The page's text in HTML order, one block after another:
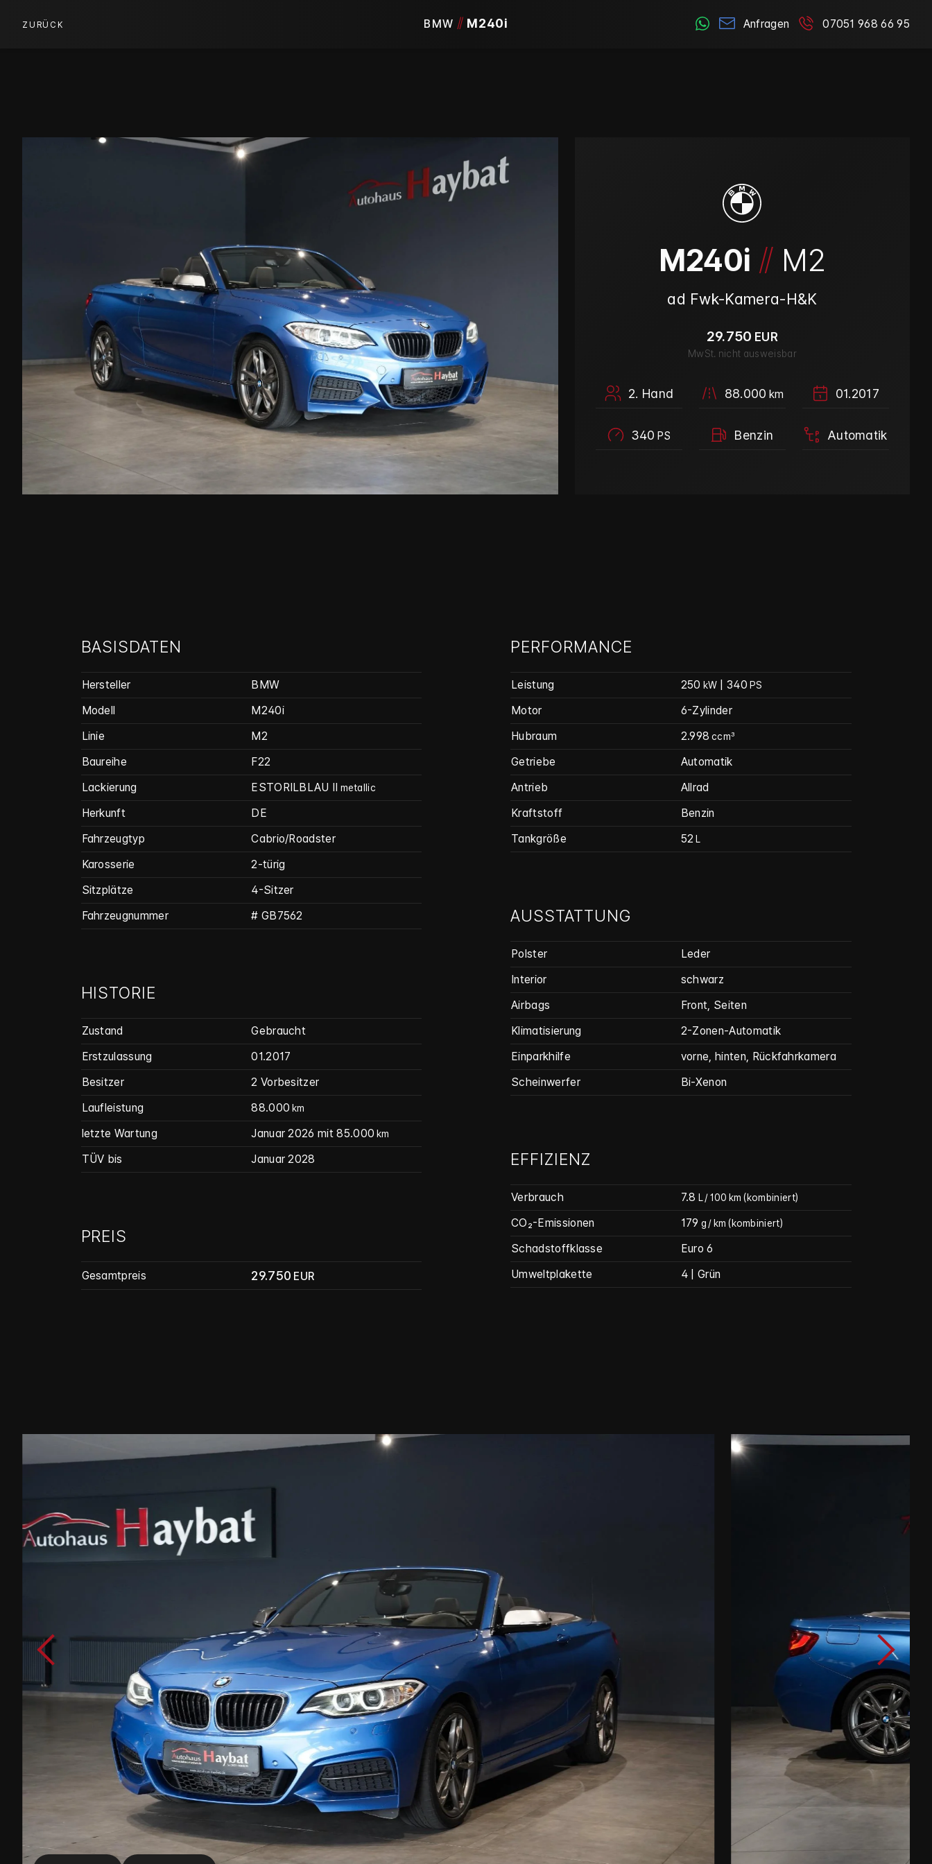
ZURÜCK BMW // M240i Anfragen 07051 968 66 95
M240i // M2
ad Fwk-Kamera-H&K
29.750 EUR
MwSt. nicht ausweisbar
2. Hand 88.000 km 01.2017
340 PS Benzin Automatik
BASISDATEN
Hersteller
BMW
Modell
M240i
Linie
M2
Baureihe
F22
Lackierung
ESTORILBLAU II metallic
Herkunft
DE
Fahrzeugtyp
Cabrio/Roadster
Karosserie
2-türig
Sitzplätze
4-Sitzer
Fahrzeug­nummer
# GB7562
HISTORIE
Zustand
Gebraucht
Erstzulassung
01.2017
Besitzer
2 Vorbesitzer
Laufleistung
88.000 km
letzte Wartung Januar 2026 mit 85.000 km
TÜV bis Januar 2028
PREIS
Gesamtpreis 29.750 EUR
PERFORMANCE
Leistung 250 kW | 340 PS
Motor
6-Zylinder
Hubraum
2.998 ccm³
Getriebe
Automatik
Antrieb
Allrad
Kraftstoff
Benzin
Tankgröße
52 L
AUSSTATTUNG
Polster
Leder
Interior
schwarz
Airbags
Front, Seiten
Klimatisierung
2-Zonen-Automatik
Einparkhilfe
vorne, hinten, Rückfahrkamera
Scheinwerfer
Bi-Xenon
EFFIZIENZ
Verbrauch 7.8 L / 100 km (kombiniert)
CO₂-Emissionen 179 g / km (kombiniert)
Schadstoffklasse
Euro 6
Umweltplakette
4 | Grün